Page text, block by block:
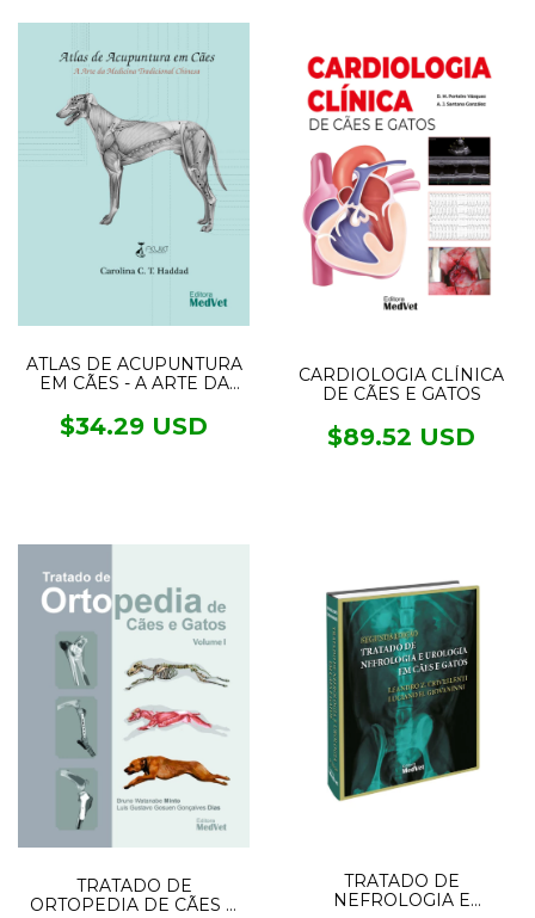
ATLAS DE ACUPUNTURA
EM CÃES - A ARTE DA
CHINESA
$34.29 USD
CARDIOLOGIA CLÍNICA
DE CÃES E GATOS
$89.52 USD
TRATADO DE
ORTOPEDIA DE CÃES E
TRATADO DE
NEFROLOGIA E